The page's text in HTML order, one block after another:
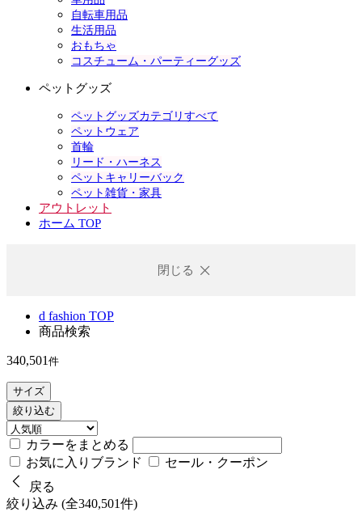
自転車用品
生活用品
おもちゃ
コスチューム・パーティーグッズ
ペットグッズ
ペットグッズカテゴリすべて
ペットウェア
首輪
リード・ハーネス
ペットキャリーバック
ペット雑貨・家具
アウトレット
ホーム TOP
閉じる
d fashion TOP
商品検索
340,501 件
サイズ
絞り込む
カラーをまとめる
お気に入りブランド
セール・クーポン
戻る
絞り込み (全340,501件)